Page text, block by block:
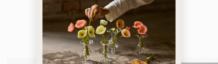
Du kanske också gillar